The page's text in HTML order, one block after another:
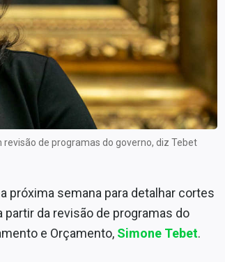
de programas do governo, diz Tebet
próxima semana para detalhar cortes
da revisão de programas do
e Orçamento, Simone Tebet.